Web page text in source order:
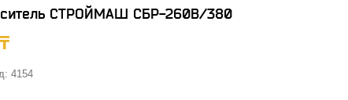
СТРОЙМАШ СБР-260В/380
4154